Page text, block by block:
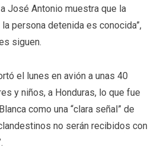
José Antonio muestra que la
persona detenida es conocida”,
siguen.
el lunes en avión a unas 40
y niños, a Honduras, lo que fue
como una “clara señal” de
no serán recibidos con